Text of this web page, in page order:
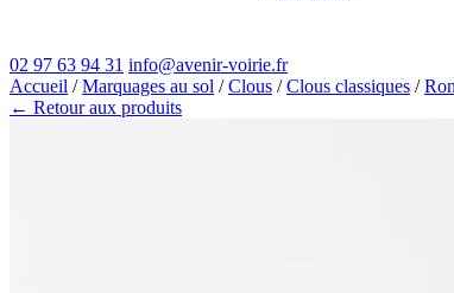
02 97 63 94 31 info@avenir-voirie.fr
Accueil /Marquages au sol /Clous /Clous classiques /
← Retour aux produits